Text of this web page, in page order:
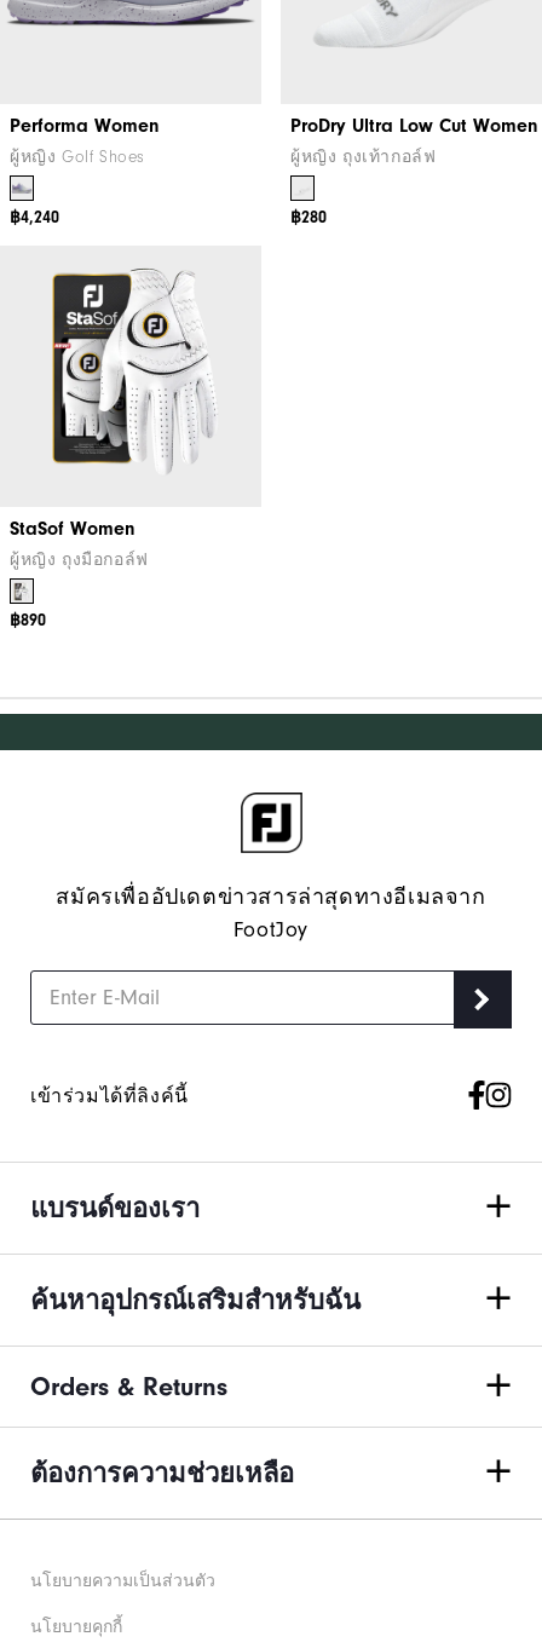
Performa Women
ผู้หญิง Golf Shoes
฿4,240
ProDry Ultra Low Cut Women
ผู้หญิง ถุงเท้ากอล์ฟ
฿280
StaSof Women
ผู้หญิง ถุงมือกอล์ฟ
฿890
สมัครเพื่ออัปเดตข่าวสารล่าสุดทางอีเมลจาก
FootJoy
เข้าร่วมได้ที่ลิงค์นี้
แบรนด์ของเรา
ค้นหาอุปกรณ์เสริมสำหรับฉัน
Orders & Returns
ต้องการความช่วยเหลือ
นโยบายความเป็นส่วนตัว
นโยบายคุกกี้